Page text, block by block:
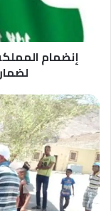
لضمان
سلامة
الممرات
البحريةإنضمام
البحر
الاحمر
حمله
لمكافحة
الأمراض
المتوطنة